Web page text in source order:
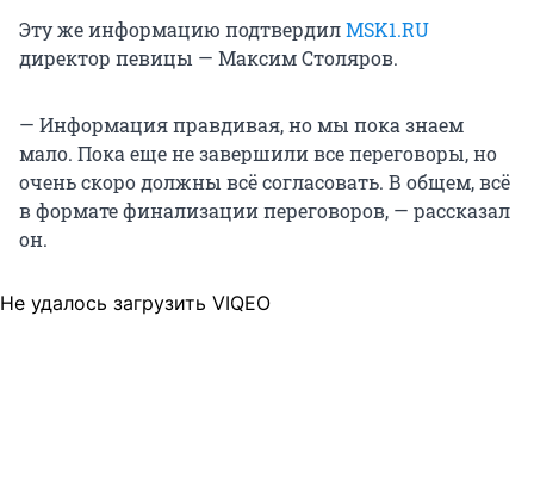
Эту же информацию подтвердилMSK1.RU
директор певицы — Максим Столяров.
— Информация правдивая, но мы пока знаем
мало. Пока еще не завершили все переговоры, но
очень скоро должны всё согласовать. В общем, всё
в формате финализации переговоров, — рассказал
он.
Не удалось загрузить VIQEO